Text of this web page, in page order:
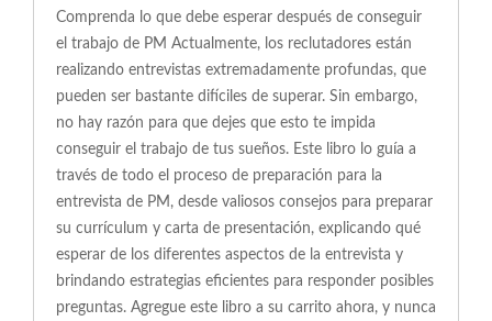
Comprenda lo que debe esperar después de conseguir
el trabajo de PM Actualmente, los reclutadores están
realizando entrevistas extremadamente profundas, que
pueden ser bastante difíciles de superar. Sin embargo,
no hay razón para que dejes que esto te impida
conseguir el trabajo de tus sueños. Este libro lo guía a
través de todo el proceso de preparación para la
entrevista de PM, desde valiosos consejos para preparar
su currículum y carta de presentación, explicando qué
esperar de los diferentes aspectos de la entrevista y
brindando estrategias eficientes para responder posibles
preguntas. Agregue este libro a su carrito ahora, y nunca